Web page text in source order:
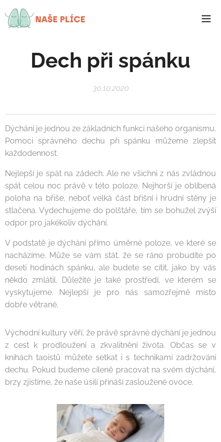
Dech při spánku
30.10.2020
Dýchání je jednou ze základních funkci našeho organismu.
Pomoci správného dechu při spánku můžeme zlepšit
každodennost.
Nejlepší je spát na zádech. Ale ne všichni z nás zvládnou
spát celou noc právě v této poloze. Nejhorší je oblíbená
poloha na břiše, neboť velká část břišní i hrudní stěny je
stlačena. Vydechujeme do polštáře, tím se bohužel zvýší
odpor pro jakékoliv dýchání.
V podstatě je dýchání přímo úměrné poloze, ve které se
nacházíme. Může se vám stát, že se ráno probudíte po
deseti hodinách spánku, ale budete se cítit, jako by vás
někdo zmlátil. Důležité je také prostředí, ve kterém se
vyskytujeme. Nejlepší je pro nás samozřejmě místo
dobře větrané.
Východní kultury věří, že právě správné dýchání je jednou
z cest k prodloužení a zkvalitnění života. Občas se v
knihách taoistů můžete setkat i s technikami zadržování
dechu. Pokud budeme cíleně pracovat na svém dýchání,
brzy zjistíme, že naše úsilí přináší zasloužené ovoce.